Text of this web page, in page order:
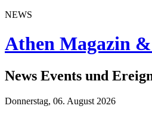
NEWS
Athen Magazin
News Events und
Donnerstag, 06. August 2026